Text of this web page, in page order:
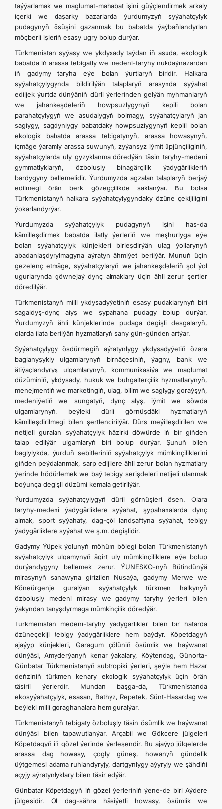
taýýarlamak we maglumat-mahabat işini güýçlendirmek arkaly
içerki we daşarky bazarlarda ýurdumyzyň syýahatçylyk
pudagynyň ösüşini gazanmak bu babatda ýaýbaňlandyrlan
möçberli işleriň esasy ugry bolup durýar.
Türkmenistan syýasy we ykdysady taýdan iň asuda, ekologik
babatda iň arassa tebigatly we medeni-taryhy nukdaýnazardan
iň gadymy taryha eýe bolan ýurtlaryň biridir. Halkara
syýahatçylygynda bildirilýän talaplaryň arasynda syýahat
ediljek ýurtda dünýäniň dürli ýerlerinden gelýän myhmanlaryň
we jahankeşdeleriň howpsuzlygynyň kepili bolan
parahatçylygyň we asudalygyň bolmagy, syýahatçylaryň jan
saglygy, sagdynlygy babatdaky howpsuzlygynyň kepili bolan
ekologik babatda arassa tebigatynyň, arassa howasynyň,
içmäge ýaramly arassa suwunyň, zyýansyz iýmit üpjünçiliginiň,
syýahatçylarda uly gyzyklanma döredýän täsin taryhy-medeni
gymmatlyklaryň, özboluşly binagärçilik ýadygärlikleriň
bardygyny bellemelidir. Ýurdumyzda agzalan talaplaryň berjaý
edilmegi örän berk gözegçilikde saklanýar. Bu bolsa
Türkmenistanyň halkara syýahatçylygyndaky özüne çekijiligini
ýokarlandyrýar.
Ýurdumyzda syýahatçylyk pudagynyň işini has-da
kämilleşdirmek babatda ilatly ýerleriň we meşhurlyga eýe
bolan syýahatçylyk künjekleri birleşdirýän ulag ýollarynyň
abadanlaşdyrylmagyna aýratyn ähmiýet berilýär. Munuň üçin
gezelenç etmäge, syýahatçylaryň we jahankeşdeleriň şol ýol
ugurlarynda göwnejaý dynç almaklary üçin ähli zerur şertler
döredilýär.
Türkmenistanyň milli ykdysadyýetiniň esasy pudaklarynyň biri
sagaldyş-dynç alyş we şypahana pudagy bolup durýar.
Ýurdumyzyň ähli künjeklerinde pudaga degişli desgalaryň,
olarda ilata berilýän hyzmatlaryň sany gün-günden artýar.
Syýahatçylygy ösdürmegiň aýratynlygy ykdysadyýetiň özara
baglanyşykly ulgamlarynyň birnäçesiniň, ýagny, bank we
ätiýaçlandyryş ulgamlarynyň, kommunikasiýa we maglumat
düzüminiň, ykdysady, hukuk we buhgalterçilik hyzmatlarynyň,
menejmentiň we marketingiň, ulag, bilim we saglygy goraýşyň,
medeniýetiň we sungatyň, dynç alyş, iýmit we söwda
ulgamlarynyň, beýleki dürli görnüşdäki hyzmatlaryň
kämilleşdirilmegi bilen şertlendirilýär. Dürs meýilleşdirilen we
netijeli guralan syýahatçylyk häzirki döwürde iň bir giňden
talap edilýän ulgamlaryň biri bolup durýar. Şunuň bilen
baglylykda, ýurduň sebitleriniň syýahatçylyk mümkinçiliklerini
giňden peýdalanmak, sarp edijilere ähli zerur bolan hyzmatlary
ýerinde hödürlemek we baý tebigy serişdeleri netijeli ulanmak
boýunça degişli düzümi kemala getirilýär.
Ýurdumyzda syýahatçylygyň dürli görnüşleri ösen. Olara
taryhy-medeni ýadygärliklere syýahat, şypahanalarda dynç
almak, sport syýahaty, dag-çöl landşaftyna syýahat, tebigy
ýadygärliklere syýahat we ş.m. degişlidir.
Gadymy Ýüpek ýolunyň möhüm bölegi bolan Türkmenistanyň
syýahatçylyk ulgamynyň ägirt uly mümkinçiliklere eýe bolup
durýandygyny bellemek zerur. ÝUNESKO-nyň Bütindünýä
mirasynyň sanawyna girizilen Nusaýa, gadymy Merwe we
Köneürgenje guralýan syýahatçylyk türkmen halkynyň
özboluşly medeni mirasy we gadymy taryhy ýerleri bilen
ýakyndan tanyşdyrmaga mümkinçilik döredýär.
Türkmenistan medeni-taryhy ýadygärlikler bilen bir hatarda
özüneçekiji tebigy ýadygärliklere hem baýdyr. Köpetdagyň
ajaýyp künjekleri, Garagum çölüniň ösümlik we haýwanat
dünýäsi, Amyderýanyň kenar ýakalary, Köýtendag, Günorta-
Günbatar Türkmenistanyň subtropiki ýerleri, şeýle hem Hazar
deňziniň türkmen kenary ekologik syýahatçylyk üçin örän
täsirli ýerlerdir. Mundan başga-da, Türkmenistanda
ekosyýahatçylyk, esasan, Bathyz, Repetek, Sünt-Hasardag we
beýleki milli goraghanalara hem guralýar.
Türkmenistanyň tebigaty özboluşly täsin ösümlik we haýwanat
dünýäsi bilen tapawutlanýar. Arçabil we Gökdere jülgeleri
Köpetdagyň iň gözel ýerinde ýerleşendir. Bu ajaýyp jülgelerde
arassa dag howasy, çogly güneş, howanyň gündelik
üýtgemesi adama ruhlandyryjy, dartgynlygy aýyryjy we şähdiňi
açyjy aýratynlyklary bilen täsir edýär.
Günbatar Köpetdagyň iň gözel ýerleriniň ýene-de biri Aýdere
jülgesidir. Ol dag-sähra häsiýetli howasy, ösümlik we